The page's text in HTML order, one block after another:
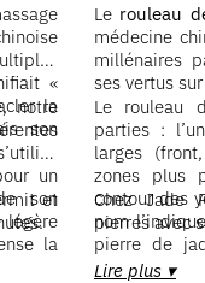
Le rouleau
médecine
millénaires
ses vertus
Le rouleau
parties :
larges
zones plus
contour des
nom
pierre de
pouvoirs sur
Chez Jade
pierres avec
Lire plus ▾
«
la
son
notre
un
son
la
et